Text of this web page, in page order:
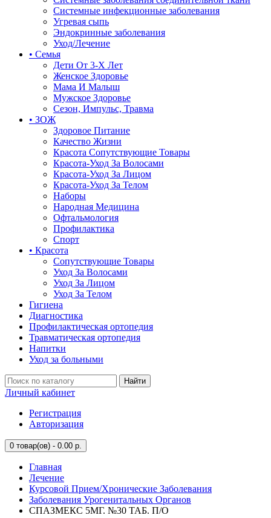
Системные инфекционные заболевания
Угревая сыпь
Эндокринные заболевания
Уход/Лечение
• Семья
Дети От 3-Х Лет
Женское Здоровье
Мама И Малыш
Мужское Здоровье
Сезон, Импульс, Травма
• ЗОЖ
Здоровое Питание
Качество Жизни
Красота Сопутствующие Товары
Красота-Уход За Волосами
Красота-Уход За Лицом
Красота-Уход За Телом
Наборы
Народная Медицина
Офтальмология
Профилактика
Спорт
• Красота
Сопутствующие Товары
Уход За Волосами
Уход За Лицом
Уход За Телом
Гигиена
Диагностика
Профилактическая ортопедия
Травматическая ортопедия
Напитки
Уход за больными
Найти
Личный кабинет
Регистрация
Авторизация
0 товар(ов) - 0.00 р.
Главная
Лечение
Курсовой Прием/Хронические Заболевания
Заболевания Урогенитальных Органов
СПАЗМЕКС 5МГ. №30 ТАБ. П/О